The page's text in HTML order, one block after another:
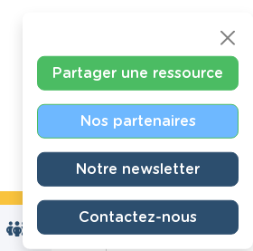
0
Partager une ressource
Nos partenaires
Notre newsletter
Contactez-nous